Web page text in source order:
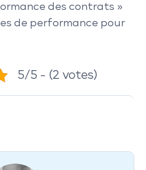
des contrats »
de performance pour
5/5 - (2 votes)